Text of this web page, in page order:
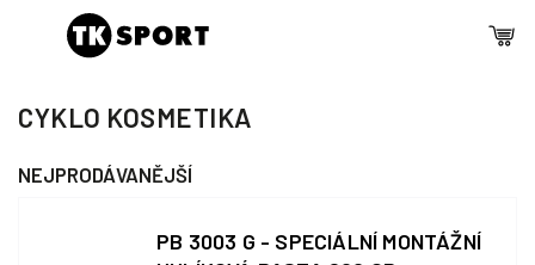
CYKLO KOSMETIKA
NEJPRODÁVANĚJŠÍ
PB 3003 G - SPECIÁLNÍ MONTÁŽNÍ